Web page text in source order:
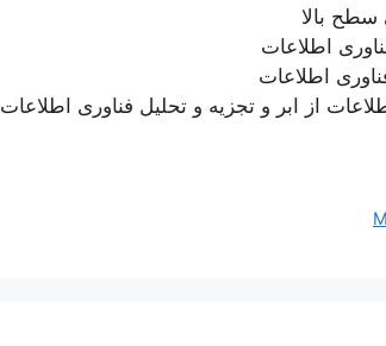
بالا
اطلاعات
اطلاعات
از ابر و تجزیه و تحلیل فناوری اطلاعات